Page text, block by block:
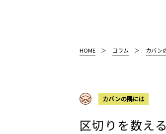
HOME コラム カバン
カバンの隅には
区切りを数え